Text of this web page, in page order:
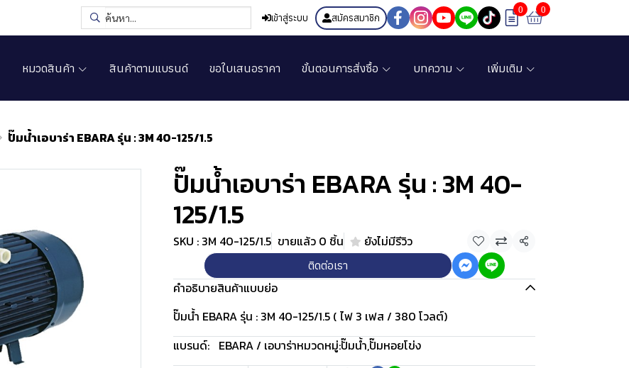
เข้าสู่ระบบ สมัครสมาชิก
0 0
หมวดสินค้า สินค้าตามแบรนด์ ขอใบเสนอราคา ขั้นตอนการสั่งซื้อ บทความ เพิ่มเติม
ปั๊มน้ำเอบาร่า EBARA รุ่น : 3M 40-125/1.5
ปั๊มน้ำเอบาร่า EBARA รุ่น : 3M 40-
125/1.5
SKU : 3M 40-125/1.5 ขายแล้ว 0 ชิ้น ยังไม่มีรีวิว
แชร์
ติดต่อเรา
คำอธิบายสินค้าแบบย่อ
ปั๊มน้ำ EBARA รุ่น : 3M 40-125/1.5 ( ไฟ 3 เฟส / 380 โวลต์)
แบรนด์: EBARA / เอบาร่าหมวดหมู่:ปั๊มน้ำ,ปั๊มหอยโข่ง